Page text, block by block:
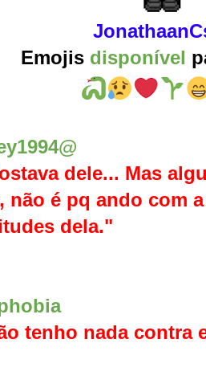
Emojis disponível
dele... Mas
não é pq ando com
dela."
tenho nada contra